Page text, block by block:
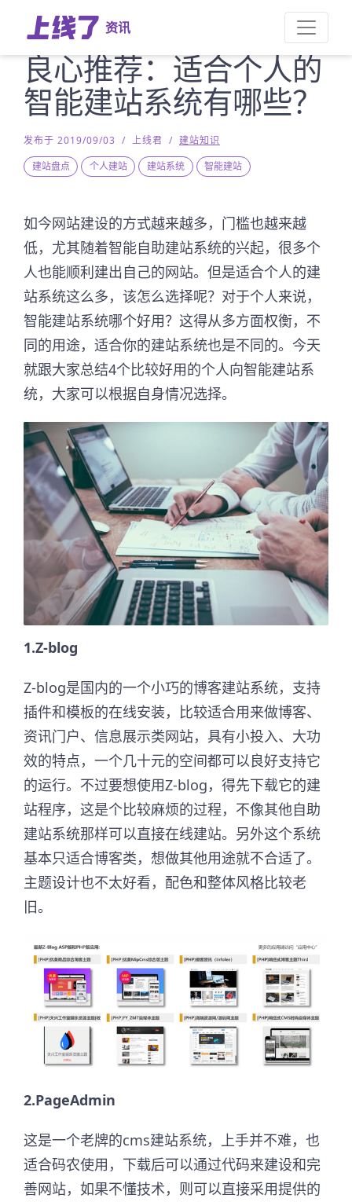
资讯
良心推荐：适合个人的
智能建站系统有哪些？
发布于 2019/09/03 / 上线君 / 建站知识
建站盘点
个人建站 建站系统 智能建站
如今网站建设的方式越来越多，门槛也越来越
低，尤其随着智能自助建站系统的兴起，很多个
人也能顺利建出自己的网站。但是适合个人的建
站系统这么多，该怎么选择呢？对于个人来说，
智能建站系统哪个好用？这得从多方面权衡，不
同的用途，适合你的建站系统也是不同的。今天
就跟大家总结4个比较好用的个人向智能建站系
统，大家可以根据自身情况选择。
1.Z-blog
Z-blog是国内的一个小巧的博客建站系统，支持
插件和模板的在线安装，比较适合用来做博客、
资讯门户、信息展示类网站，具有小投入、大功
效的特点，一个几十元的空间都可以良好支持它
的运行。不过要想使用Z-blog，得先下载它的建
站程序，这是个比较麻烦的过程，不像其他自助
建站系统那样可以直接在线建站。另外这个系统
基本只适合博客类，想做其他用途就不合适了。
主题设计也不太好看，配色和整体风格比较老
旧。
2.PageAdmin
这是一个老牌的cms建站系统，上手并不难，也
适合码农使用，下载后可以通过代码来建设和完
善网站，如果不懂技术，则可以直接采用提供的